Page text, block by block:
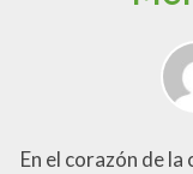
En el corazón de